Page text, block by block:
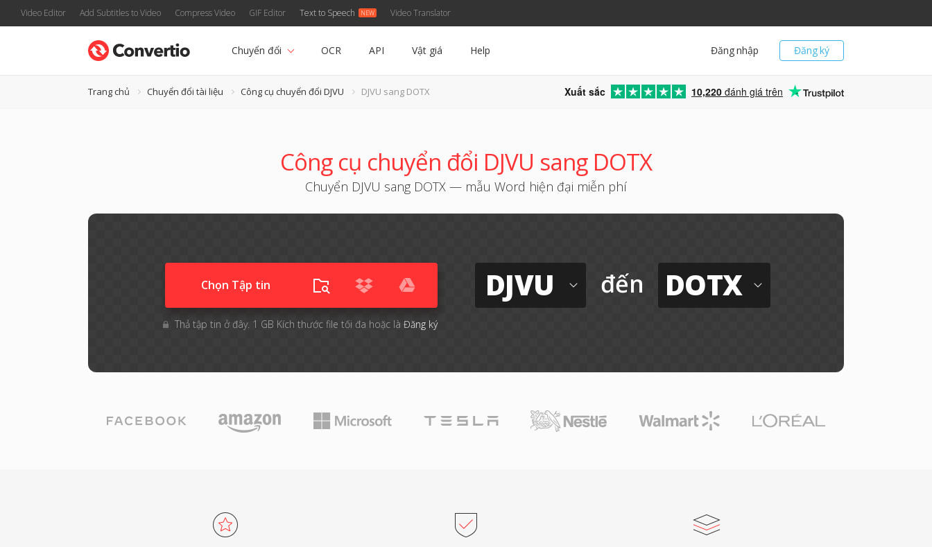
Video Editor Add Subtitles to Video Compress Video GIF Editor Text to Speech Video Translator
Đăng ký
Đăng nhập
Chuyển đổi OCR API Vật giá Help
Trang chủ Chuyển đổi tài liệu Công cụ chuyển đổi DJVU DJVU sang DOTX Xuất sắc 10,220 đánh giá trên
Công cụ chuyển đổi DJVU sang DOTX
Chuyển DJVU sang DOTX — mẫu Word hiện đại miễn phí
Chọn Tập tin
Thả tập tin ở đây. 1 GB Kích thước file tối đa hoặc là Đăng ký
DJVU đến DOTX